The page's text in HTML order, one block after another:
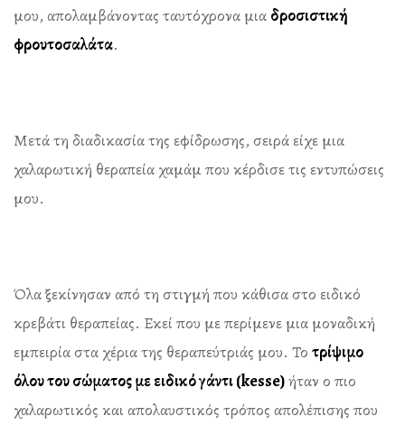
μου, απολαμβάνοντας ταυτόχρονα μια δροσιστική
φρουτοσαλάτα.
Μετά τη διαδικασία της εφίδρωσης, σειρά είχε μια
χαλαρωτική θεραπεία χαμάμ που κέρδισε τις εντυπώσεις
μου.
Όλα ξεκίνησαν από τη στιγμή που κάθισα στο ειδικό
κρεβάτι θεραπείας. Εκεί που με περίμενε μια μοναδική
εμπειρία στα χέρια της θεραπεύτριάς μου. Το τρίψιμο
όλου του σώματος με ειδικό γάντι (kesse)ήταν ο πιο
χαλαρωτικός και απολαυστικός τρόπος απολέπισης που